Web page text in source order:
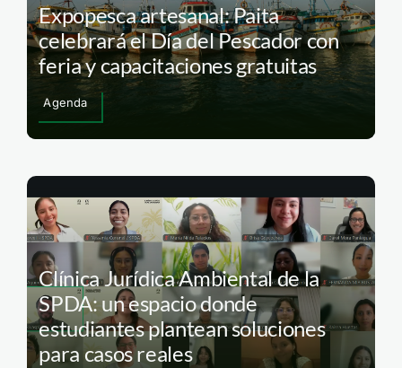
Expopesca artesanal: Paita
celebrará el Día del Pescador con
feria y capacitaciones gratuitas
Agenda
Clínica Jurídica Ambiental de la
SPDA: un espacio donde
estudiantes plantean soluciones
para casos reales